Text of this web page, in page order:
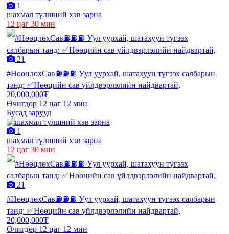
1
шахмал түлшний хэв зарна
12 цаг 30 мин
21
#НөөцлөхСав⛽️⛽️⛽️ Уул уурхай, шатахуун түгээх салбарын
танд: ✅Нөөцийн сав үйлдвэрлэлийн найдвартай,
20,000,000₮
Өчигдөр 12 цаг 12 мин
Бусад зарууд
1
шахмал түлшний хэв зарна
12 цаг 30 мин
21
#НөөцлөхСав⛽️⛽️⛽️ Уул уурхай, шатахуун түгээх салбарын
танд: ✅Нөөцийн сав үйлдвэрлэлийн найдвартай,
20,000,000₮
Өчигдөр 12 цаг 12 мин